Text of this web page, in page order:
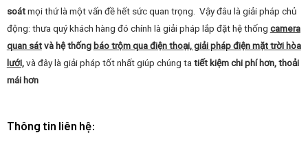
soátmọi thứ là một vấn đề hết sức quan trọng. Vậy đâu là giải pháp chủ
động: thưa quý khách hàng đó chính là giải pháp lắp đặt hệ thống camera
quan sátvà hệ thống báo trộm qua điện thoại, giải pháp điện mặt trời hòa
lưới, và đây là giải pháp tốt nhất giúp chúng ta tiết kiệm chi phí hơn, thoải
mái hơn
Thông tin liên hệ: